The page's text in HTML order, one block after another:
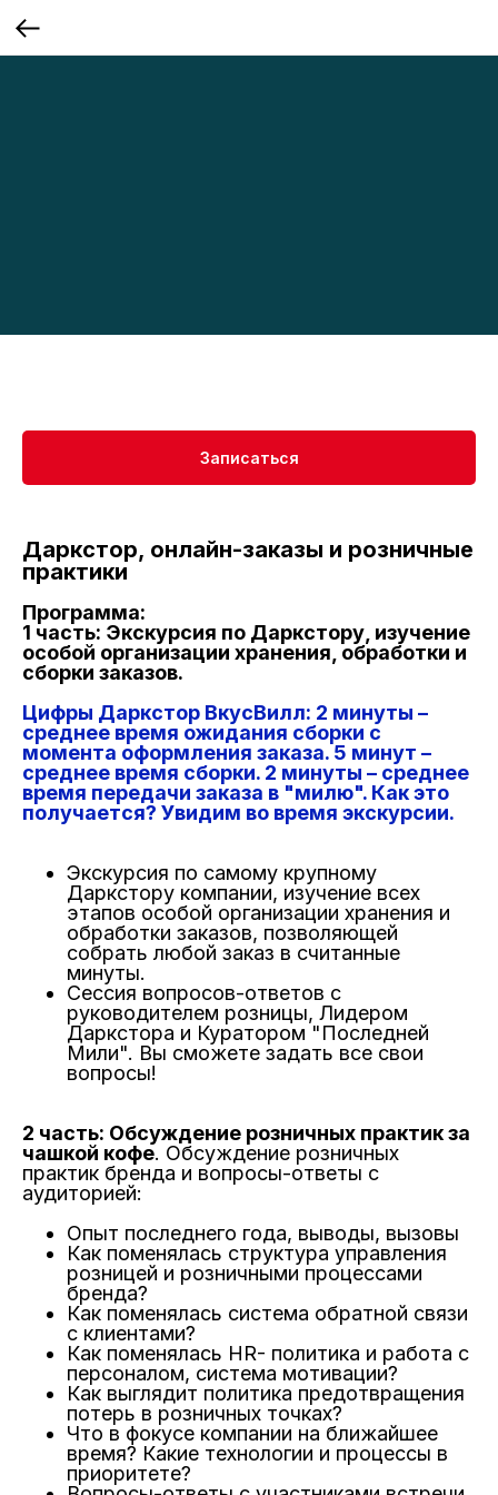
Записаться
Даркстор, онлайн-заказы и розничные
практики
Программа:
1 часть: Экскурсия по Даркстору, изучение
особой организации хранения, обработки и
сборки заказов.
Цифры Даркстор ВкусВилл: 2 минуты –
среднее время ожидания сборки с
момента оформления заказа. 5 минут –
среднее время сборки. 2 минуты – среднее
время передачи заказа в "милю". Как это
получается? Увидим во время экскурсии.
Экскурсия по самому крупному
Даркстору компании, изучение всех
этапов особой организации хранения и
обработки заказов, позволяющей
собрать любой заказ в считанные
минуты.
Сессия вопросов-ответов с
руководителем розницы, Лидером
Даркстора и Куратором "Последней
Мили". Вы сможете задать все свои
вопросы!
2 часть: Обсуждение розничных практик за
чашкой кофе. Обсуждение розничных
практик бренда и вопросы-ответы с
аудиторией:
Опыт последнего года, выводы, вызовы
Как поменялась структура управления
розницей и розничными процессами
бренда?
Как поменялась система обратной связи
с клиентами?
Как поменялась HR- политика и работа с
персоналом, система мотивации?
Как выглядит политика предотвращения
потерь в розничных точках?
Что в фокусе компании на ближайшее
время? Какие технологии и процессы в
приоритете?